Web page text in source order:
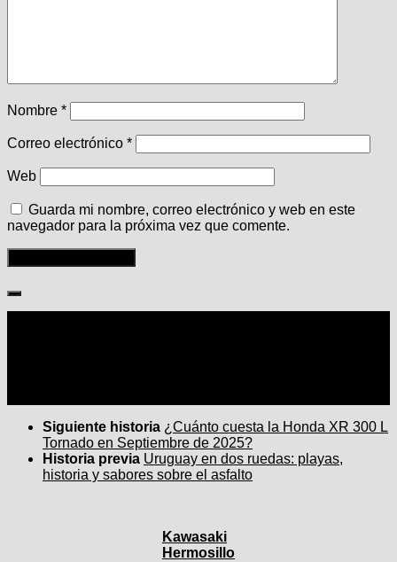
Nombre *
Correo electrónico *
Web
Guarda mi nombre, correo electrónico y web en este
navegador para la próxima vez que comente.
Siguiente historia ¿Cuánto cuesta la Honda XR 300 L
Tornado en Septiembre de 2025?
Historia previa Uruguay en dos ruedas: playas,
historia y sabores sobre el asfalto
Kawasaki
Hermosillo